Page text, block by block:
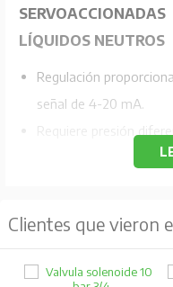
LÍQUIDOS NEUTROS
Regulación
señal de 4-20 mA.
Requiere presión
Rango Presión 0,5-10
cerrada.
Incluye bobina con
Clientes que vieron